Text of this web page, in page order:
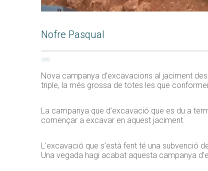
Nofre Pasqual
569
Nova campanya d’excavacions al jaciment
triple, la més grossa de totes les que
La campanya que d’excavació que es du a
començar a excavar en aquest jaciment.
L’excavació que s’està fent té una subvenció
Una vegada hagi acabat aquesta campanya